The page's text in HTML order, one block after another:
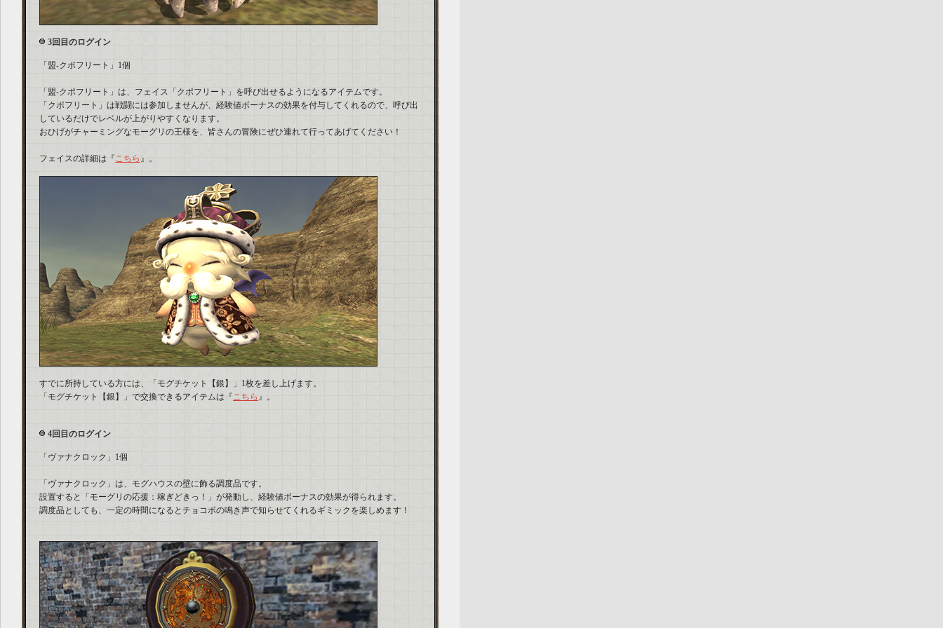
3回目のログイン
「盟‐クポフリート」1個
「盟‐クポフリート」は、フェイス「クポフリート」を呼び出せるようになるアイテムです。
「クポフリート」は戦闘には参加しませんが、経験値ボーナスの効果を付与してくれるので、呼び出
しているだけでレベルが上がりやすくなります。
おひげがチャーミングなモーグリの王様を、皆さんの冒険にぜひ連れて行ってあげてください！
フェイスの詳細は『こちら 』。
すでに所持している方には、「モグチケット【銀】」1枚を差し上げます。
「モグチケット【銀】」で交換できるアイテムは『こちら 』。
4回目のログイン
「ヴァナクロック」1個
「ヴァナクロック」は、モグハウスの壁に飾る調度品です。
設置すると「モーグリの応援：稼ぎどきっ！」が発動し、経験値ボーナスの効果が得られます。
調度品としても、一定の時間になるとチョコボの鳴き声で知らせてくれるギミックを楽しめます！